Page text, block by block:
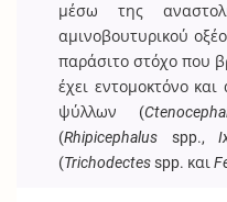
μέσω της
αμινοβουτυρικού
παράσιτο στόχο που
έχει εντομοκτόνο
ψύλλων (
(Rhipicephalus spp.,
(Trichodectesspp. και